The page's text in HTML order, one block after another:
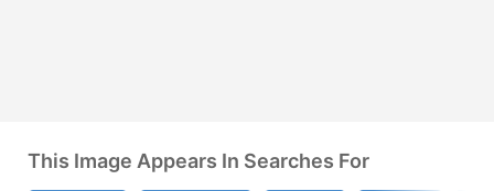
This Image Appears In Searches For